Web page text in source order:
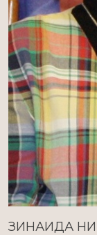
ЗИНАИДА